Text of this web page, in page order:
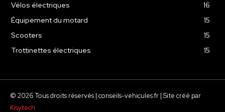
Vélos électriques
16
Équipement du motard
15
Scooters
15
Trottinettes électriques
15
© 2026 Tous droits réservés | conseils-vehicules.fr | Site créé par
Kisytech